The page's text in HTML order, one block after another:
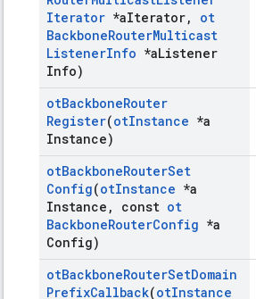
Iterator *aIterator,
ot
BackboneRouterMulticast
ListenerInfo *aListener
Info)
otBackboneRouter
Register(otInstance *a
Instance)
otBackboneRouterSet
Config(otInstance *a
Instance , const ot
BackboneRouterConfig *a
Config)
otBackboneRouterSetDomain
PrefixCallback(otInstance